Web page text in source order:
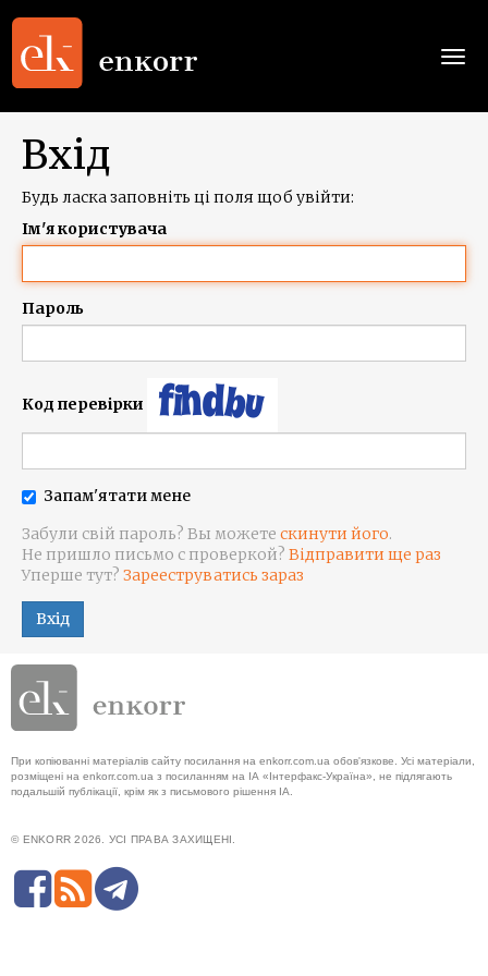
Вхід
Будь ласка заповніть ці поля щоб увійти:
Ім'я користувача
Пароль
Код перевірки
Запам'ятати мене
Забули свій пароль? Вы можете скинути його.
Не пришло письмо с проверкой? Відправити ще раз
Уперше тут? Зарееструватись зараз
Вхід
При копіюванні матеріалів сайту посилання на enkorr.com.ua обов'язкове. Усі матеріали,
розміщені на enkorr.com.ua з посиланням на ІА «Інтерфакс-Україна», не підлягають
подальшій публікації, крім як з письмового рішення ІА.
© ENKORR 2026. УСІ ПРАВА ЗАХИЩЕНІ.